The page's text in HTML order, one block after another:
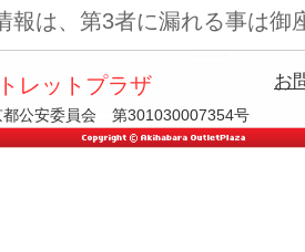
報は、第3者に漏れる事は御
レットプラザ
公安委員会 第301030007354号
お